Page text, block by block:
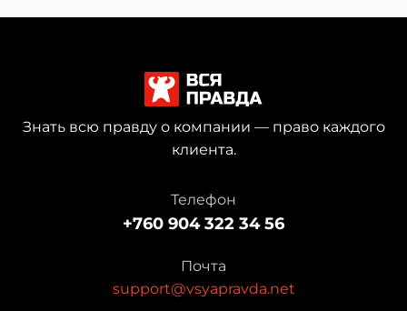
Знать всю правду о компании — право каждого
клиента.
Телефон
+760 904 322 34 56
Почта
support@vsyapravda.net